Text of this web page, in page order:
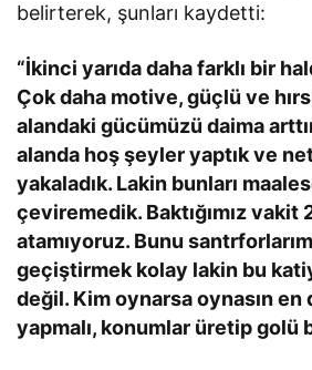
belirterek, şunları kaydetti:
“İkinci yarıda daha farklı bir
Çok daha motive, güçlü ve
alandaki gücümüzü daima
alanda hoş şeyler yaptık ve
yakaladık. Lakin bunları
çeviremedik. Baktığımız vakit
atamıyoruz. Bunu
geçiştirmek kolay lakin bu
değil. Kim oynarsa oynasın en
yapmalı, konumlar üretip golü